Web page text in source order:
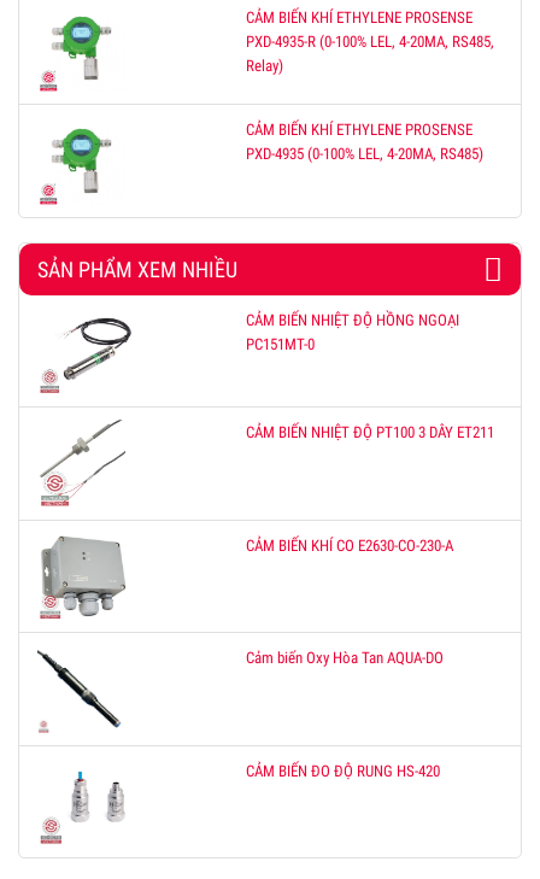
CẢM BIẾN KHÍ ETHYLENE PROSENSE
PXD-4935-R (0-100% LEL, 4-20MA, RS485,
Relay)
CẢM BIẾN KHÍ ETHYLENE PROSENSE
PXD-4935 (0-100% LEL, 4-20MA, RS485)
SẢN PHẨM XEM NHIỀU
CẢM BIẾN NHIỆT ĐỘ HỒNG NGOẠI
PC151MT-0
CẢM BIẾN NHIỆT ĐỘ PT100 3 DÂY ET211
CẢM BIẾN KHÍ CO E2630-CO-230-A
Cảm biến Oxy Hòa Tan AQUA-DO
CẢM BIẾN ĐO ĐỘ RUNG HS-420